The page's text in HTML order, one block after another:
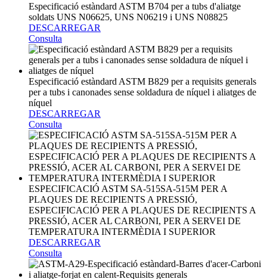
Especificació estàndard ASTM B704 per a tubs d'aliatge
soldats UNS N06625, UNS N06219 i UNS N08825
DESCARREGAR
Consulta
Especificació estàndard ASTM B829 per a requisits generals
per a tubs i canonades sense soldadura de níquel i aliatges de
níquel
DESCARREGAR
Consulta
ESPECIFICACIÓ ASTM SA-515SA-515M PER A
PLAQUES DE RECIPIENTS A PRESSIÓ,
ESPECIFICACIÓ PER A PLAQUES DE RECIPIENTS A
PRESSIÓ, ACER AL CARBONI, PER A SERVEI DE
TEMPERATURA INTERMÈDIA I SUPERIOR
DESCARREGAR
Consulta